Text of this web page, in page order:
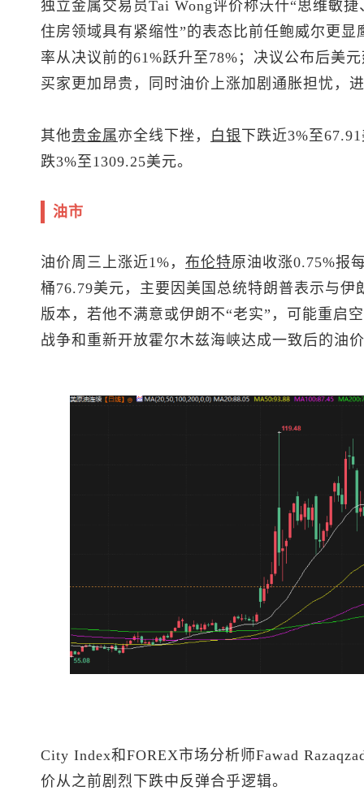
独立金属交易员Tai Wong评价称沃什“思维敏
住房领域具有紧缩性”的表态比前任鲍威尔更
率从决议前的61%跃升至78%；决议公布后美
买家更加昂贵，同时油价上涨加剧通胀担忧，
其他贵金属亦全线下挫， 白银下跌近3%至
跌3%至1309.25美元。
油市
油价周三上涨近1%， 布伦特原油收涨0.75%报
桶76.79美元，主要因美国总统特朗普表示与
版本，若他不满意或伊朗不“老实”，可能重启
战争和重新开放霍尔木兹海峡达成一致后的油
City Index和FOREX市场分析师Fawad
价从之前剧烈下跌中反弹合乎逻辑。